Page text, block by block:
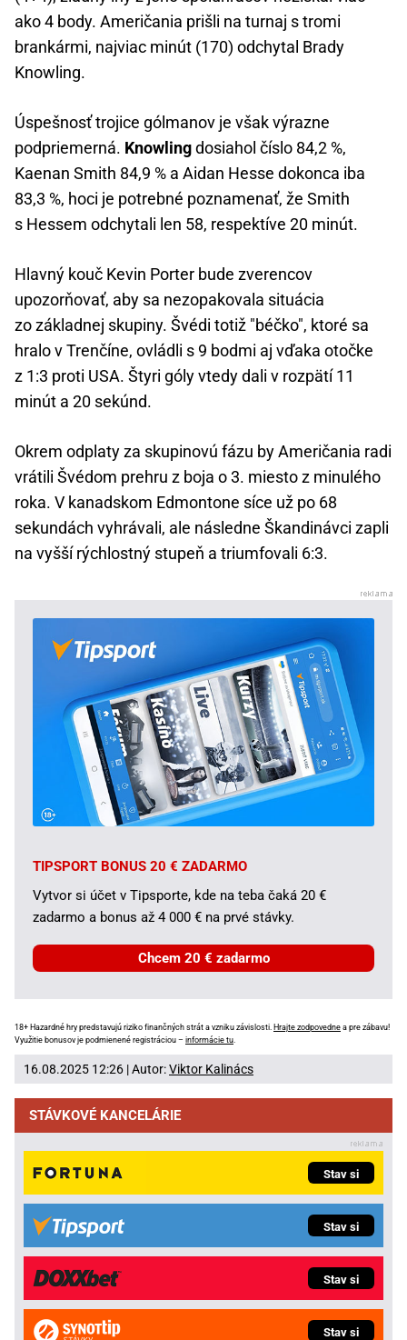
ako 4 body. Američania prišli na turnaj s tromi
brankármi, najviac minút (170) odchytal Brady
Knowling.
Úspešnosť trojice gólmanov je však výrazne
podpriemerná. Knowlingdosiahol číslo 84,2 %,
Kaenan Smith 84,9 % a Aidan Hesse dokonca iba
83,3 %, hoci je potrebné poznamenať, že Smith
s Hessem odchytali len 58, respektíve 20 minút.
Hlavný kouč Kevin Porter bude zverencov
upozorňovať, aby sa nezopakovala situácia
zo základnej skupiny. Švédi totiž "béčko", ktoré sa
hralo v Trenčíne, ovládli s 9 bodmi aj vďaka otočke
z 1:3 proti USA. Štyri góly vtedy dali v rozpätí 11
minút a 20 sekúnd.
Okrem odplaty za skupinovú fázu by Američania radi
vrátili Švédom prehru z boja o 3. miesto z minulého
roka. V kanadskom Edmontone síce už po 68
sekundách vyhrávali, ale následne Škandinávci zapli
na vyšší rýchlostný stupeň a triumfovali 6:3.
TIPSPORT BONUS 20 € ZADARMO
Vytvor si účet v Tipsporte, kde na teba čaká 20 €
zadarmo a bonus až 4 000 € na prvé stávky.
Chcem 20 € zadarmo
18+ Hazardné hry predstavujú riziko finančných strát a vzniku závislosti. Hrajte zodpovedne a pre zábavu!
Využitie bonusov je podmienené registráciou – informácie tu
16.08.2025 12:26 | Autor:Viktor Kalinács
STÁVKOVÉ KANCELÁRIE
Stav si
Stav si
Stav si
Stav si